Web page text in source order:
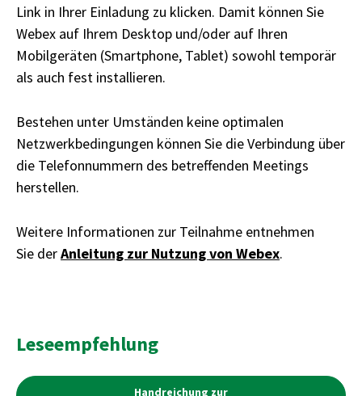
Link in Ihrer Einladung zu klicken. Damit können Sie
Webex auf Ihrem Desktop und/oder auf Ihren
Mobilgeräten (Smartphone, Tablet) sowohl temporär
als auch fest installieren.
Bestehen unter Umständen keine optimalen
Netzwerkbedingungen können Sie die Verbindung über
die Telefonnummern des betreffenden Meetings
herstellen.
Weitere Informationen zur Teilnahme entnehmen
Sie derAnleitung zur Nutzung von Webex.
Leseempfehlung
Handreichung zur